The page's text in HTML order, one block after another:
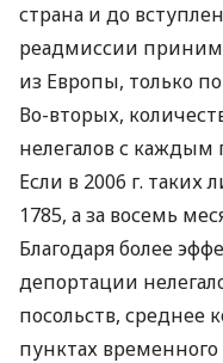
страна и до
реадмиссии
из Европы, только
Во-вторых,
нелегалов с каждым
Если в 2006 г. таких
1785, а за восемь
Благодаря более
депортации
посольств, среднее
пунктах временного